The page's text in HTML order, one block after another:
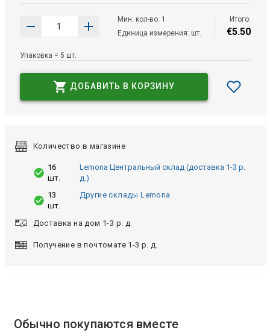
Мин. кол-во: 1
Единица измерения: шт.
Итого:
€5.50
Упаковка = 5 шт.
ДОБАВИТЬ В КОРЗИНУ
Количество в магазине
16
шт.
Lemona Центральный склад (доставка 1-3 р.
д.)
13
шт.
Другие склады Lemona
Доставка на дом 1-3 р. д.
Получение в почтомате 1-3 р. д.
Обычно покупаются вместе